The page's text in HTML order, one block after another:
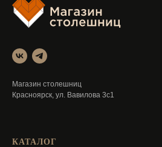
Магазин столешниц
Красноярск, ул. Вавилова 3с1
КАТАЛОГ